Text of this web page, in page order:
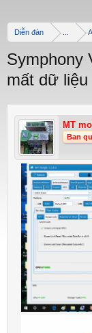
Diễn đàn
Symphony
mất dữ
MT
Ban